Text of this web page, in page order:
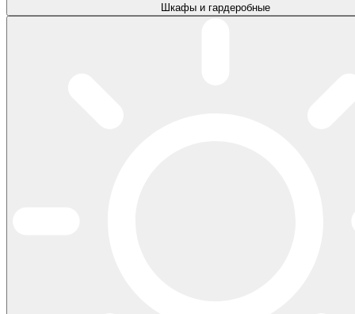
Шкафы и гардеробные